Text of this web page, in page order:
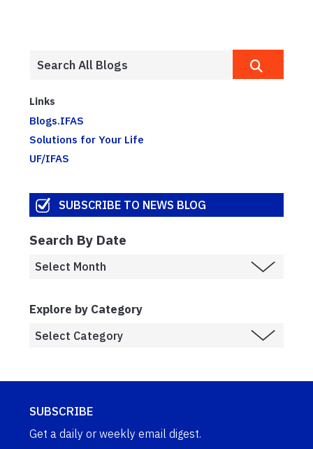
Links
Blogs.IFAS
Solutions for Your Life
UF/IFAS
SUBSCRIBE TO NEWS BLOG
Search By Date
Explore by Category
SUBSCRIBE
Get a daily or weekly email digest.